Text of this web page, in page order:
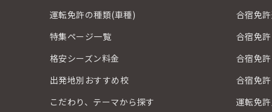
運転免許の種類(車種)
特集ページ一覧
格安シーズン料金
出発地別おすすめ校
こだわり、テーマから探す
合宿免
合宿免
合宿免
合宿免
運転免